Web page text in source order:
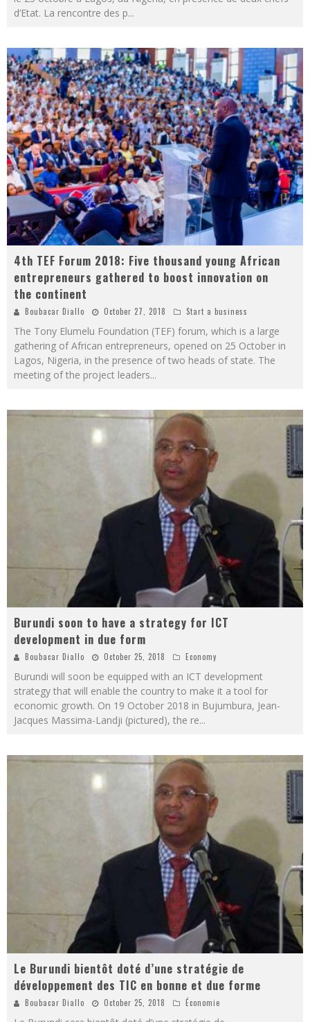
d’Etat. La rencontre des p...
4th TEF Forum 2018: Five thousand young African
entrepreneurs gathered to boost innovation on
the continent
Boubacar Diallo October 27, 2018 Start a business
The Tony Elumelu Foundation (TEF) forum, which is a large
gathering of African entrepreneurs, opened on 25 October in
Lagos, Nigeria, in the presence of two heads of state. The
meeting of the project leaders...
Burundi soon to have a strategy for ICT
development in due form
Boubacar Diallo October 25, 2018 Economy
Burundi will soon be equipped with an ICT development
strategy that will enable the country to make it a tool for
economic growth. On 19 October 2018 in Bujumbura, Jean-
Jacques Massima-Landji (pictured), the re...
Le Burundi bientôt doté d’une stratégie de
développement des TIC en bonne et due forme
Boubacar Diallo October 25, 2018 Économie